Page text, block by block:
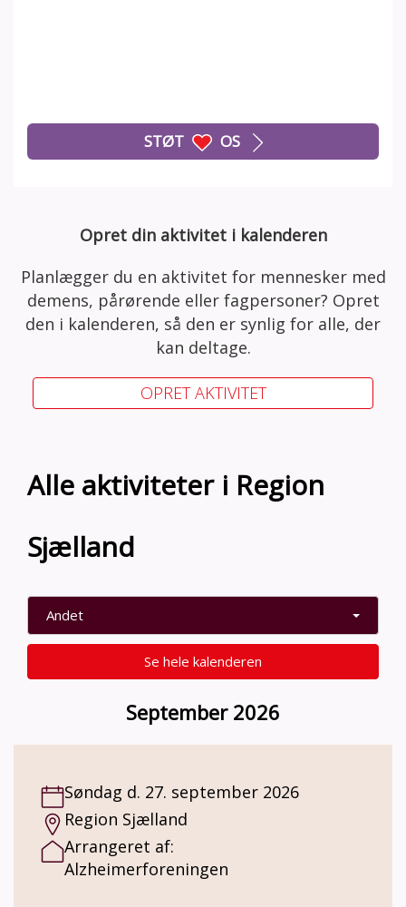
STØT OS
Opret din aktivitet i kalenderen
Planlægger du en aktivitet for mennesker med
demens, pårørende eller fagpersoner? Opret
den i kalenderen, så den er synlig for alle, der
kan deltage.
OPRET AKTIVITET
Alle aktiviteter i Region
Sjælland
Andet
Se hele kalenderen
September 2026
Søndag d. 27. september 2026
Region Sjælland
Arrangeret af:
Alzheimerforeningen